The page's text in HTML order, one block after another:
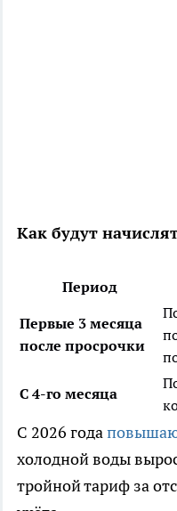
Как будут
Период
Первые 3 месяца
после просрочки
С 4-го месяца
С 2026 года
холодной воды
тройной тариф за